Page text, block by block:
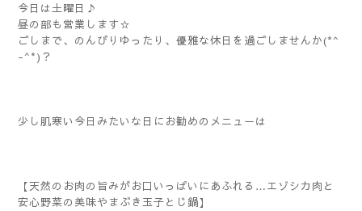
今日は土曜日♪
昼の部も営業します☆
ごしまで、のんびりゆったり、優雅な休日を過ごしませんか(*^
-^*)？
少し肌寒い今日みたいな日にお勧めのメニューは
【天然のお肉の旨みがお口いっぱいにあふれる…エゾシカ肉と
安心野菜の美味やまぶき玉子とじ鍋】